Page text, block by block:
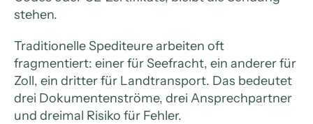
stehen.
Traditionelle Spediteure arbeiten oft
fragmentiert: einer für Seefracht, ein anderer für
Zoll, ein dritter für Landtransport. Das bedeutet
drei Dokumentenströme, drei Ansprechpartner
und dreimal Risiko für Fehler.